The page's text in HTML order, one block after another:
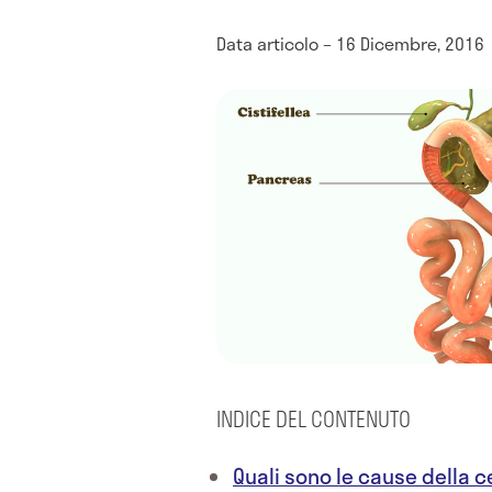
Data articolo – 16 Dicembre, 2016
INDICE DEL CONTENUTO
Quali sono le cause della